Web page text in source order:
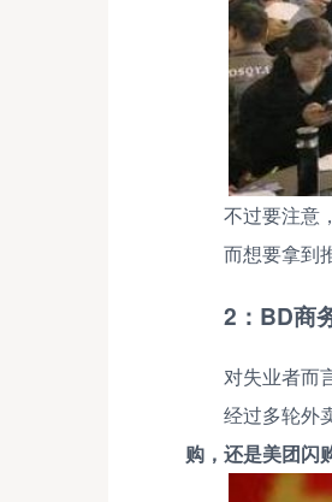
不过要注意，
而想要拿到
2：BD商
对失业者而
经过多轮外
购，还是美团闪